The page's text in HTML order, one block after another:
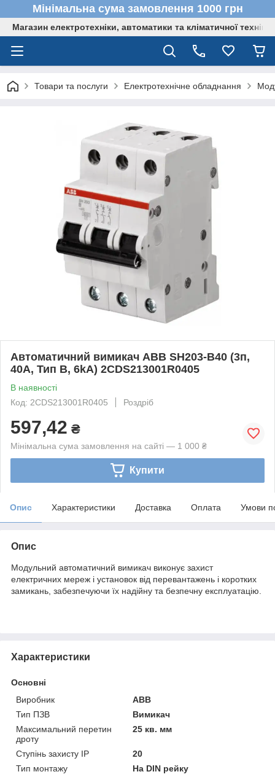
Мінімальна сума замовлення 1000 грн
Магазин електротехніки, автоматики та кліматичної техніки
Товари та послуги Електротехнічне обладнання
Автоматичний вимикач ABB SH203-B40 (3п,
40A, Тип B, 6kA) 2CDS213001R0405
В наявності
Код: 2CDS213001R0405
Роздріб
597,42 ₴
Мінімальна сума замовлення на сайті — 1 000 ₴
Купити
Опис Характеристики Доставка Оплата Умови
Опис
Модульний автоматичний вимикач виконує захист
електричних мереж і установок від перевантажень і коротких
замикань, забезпечуючи їх надійну та безпечну експлуатацію.
Характеристики
Основні
Виробник
ABB
Тип ПЗВ
Вимикач
Максимальний перетин
дроту
25 кв. мм
Ступінь захисту IP
20
Тип монтажу
На DIN рейку